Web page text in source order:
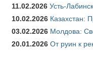
11.02.2026 Усть-
10.02.2026 Казахстан:
03.02.2026 Молдова:
20.01.2026 От руин к